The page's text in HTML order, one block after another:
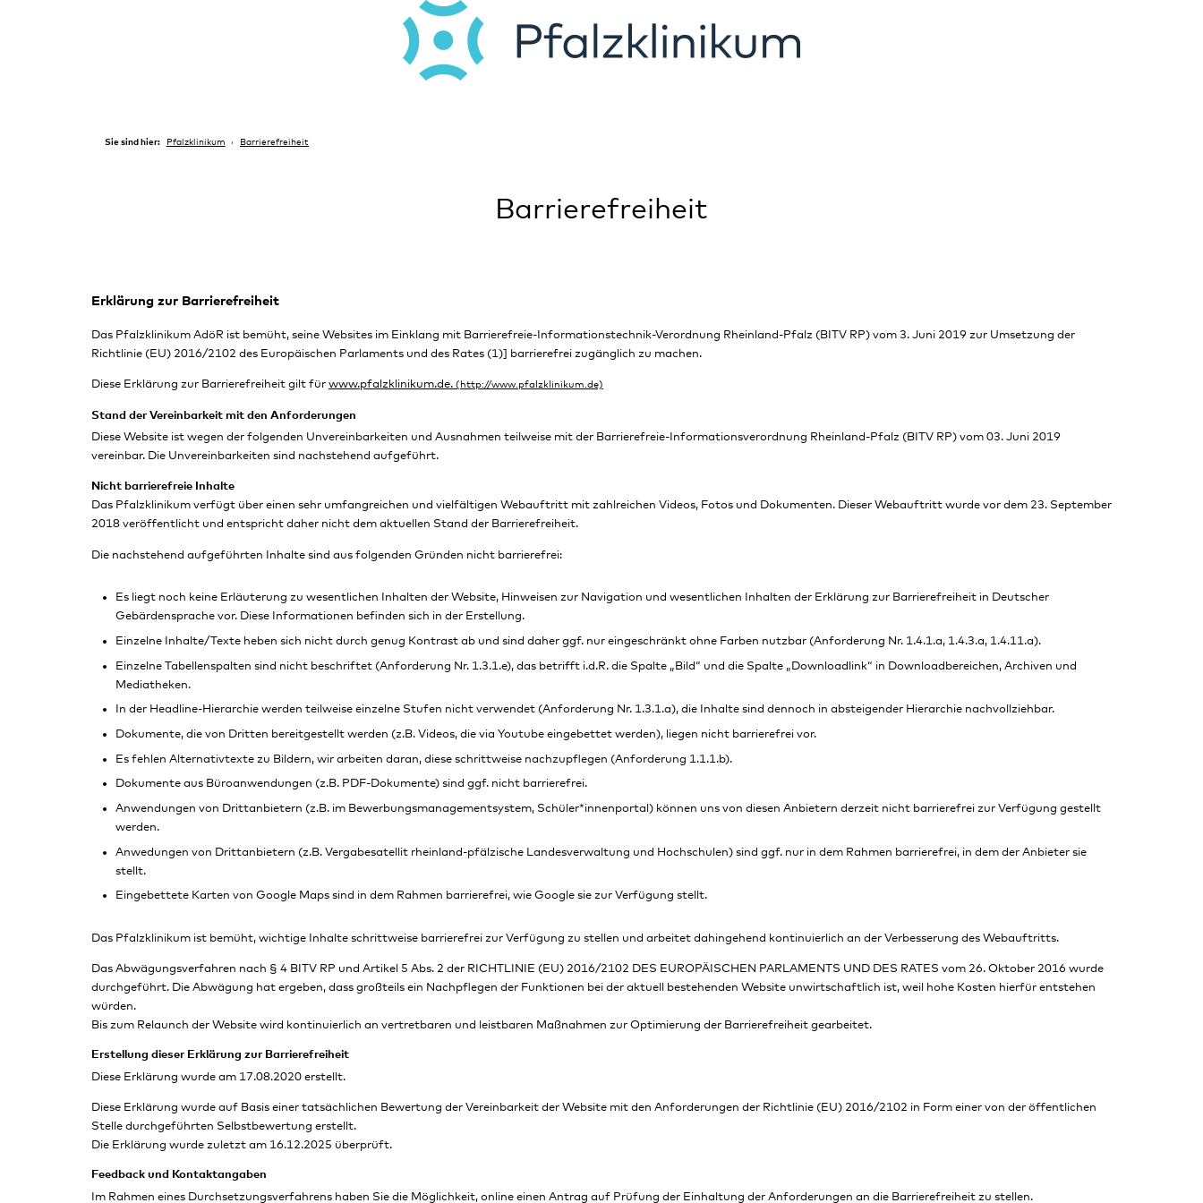
Sie sind hier: Pfalzklinikum Barrierefreiheit
Barrierefreiheit
Erklärung zur Barrierefreiheit
Das Pfalzklinikum AdöR ist bemüht, seine Websites im Einklang mit Barrierefreie-Informationstechnik-Verordnung Rheinland-Pfalz (BITV RP) vom 3. Juni 2019 zur Umsetzung der
Richtlinie (EU) 2016/2102 des Europäischen Parlaments und des Rates (1)] barrierefrei zugänglich zu machen.
Diese Erklärung zur Barrierefreiheit gilt für www.pfalzklinikum.de.
Stand der Vereinbarkeit mit den Anforderungen
Diese Website ist wegen der folgenden Unvereinbarkeiten und Ausnahmen teilweise mit der Barrierefreie-Informationsverordnung Rheinland-Pfalz (BITV RP) vom 03. Juni 2019
vereinbar. Die Unvereinbarkeiten sind nachstehend aufgeführt.
Nicht barrierefreie Inhalte
Das Pfalzklinikum verfügt über einen sehr umfangreichen und vielfältigen Webauftritt mit zahlreichen Videos, Fotos und Dokumenten. Dieser Webauftritt wurde vor dem 23. September
2018 veröffentlicht und entspricht daher nicht dem aktuellen Stand der Barrierefreiheit.
Die nachstehend aufgeführten Inhalte sind aus folgenden Gründen nicht barrierefrei:
Es liegt noch keine Erläuterung zu wesentlichen Inhalten der Website, Hinweisen zur Navigation und wesentlichen Inhalten der Erklärung zur Barrierefreiheit in Deutscher
Gebärdensprache vor. Diese Informationen befinden sich in der Erstellung.
Einzelne Inhalte/Texte heben sich nicht durch genug Kontrast ab und sind daher ggf. nur eingeschränkt ohne Farben nutzbar (Anforderung Nr. 1.4.1.a, 1.4.3.a, 1.4.11.a).
Einzelne Tabellenspalten sind nicht beschriftet (Anforderung Nr. 1.3.1.e), das betrifft i.d.R. die Spalte „Bild“ und die Spalte „Downloadlink“ in Downloadbereichen, Archiven und
Mediatheken.
In der Headline-Hierarchie werden teilweise einzelne Stufen nicht verwendet (Anforderung Nr. 1.3.1.a), die Inhalte sind dennoch in absteigender Hierarchie nachvollziehbar.
Dokumente, die von Dritten bereitgestellt werden (z.B. Videos, die via Youtube eingebettet werden), liegen nicht barrierefrei vor.
Es fehlen Alternativtexte zu Bildern, wir arbeiten daran, diese schrittweise nachzupflegen (Anforderung 1.1.1.b).
Dokumente aus Büroanwendungen (z.B. PDF-Dokumente) sind ggf. nicht barrierefrei.
Anwendungen von Drittanbietern (z.B. im Bewerbungsmanagementsystem, Schüler*innenportal) können uns von diesen Anbietern derzeit nicht barrierefrei zur Verfügung gestellt
werden.
Anwedungen von Drittanbietern (z.B. Vergabesatellit rheinland-pfälzische Landesverwaltung und Hochschulen) sind ggf. nur in dem Rahmen barrierefrei, in dem der Anbieter sie
stellt.
Eingebettete Karten von Google Maps sind in dem Rahmen barrierefrei, wie Google sie zur Verfügung stellt.
Das Pfalzklinikum ist bemüht, wichtige Inhalte schrittweise barrierefrei zur Verfügung zu stellen und arbeitet dahingehend kontinuierlich an der Verbesserung des Webauftritts.
Das Abwägungsverfahren nach § 4 BITV RP und Artikel 5 Abs. 2 der RICHTLINIE (EU) 2016/2102 DES EUROPÄISCHEN PARLAMENTS UND DES RATES vom 26. Oktober 2016 wurde
durchgeführt. Die Abwägung hat ergeben, dass großteils ein Nachpflegen der Funktionen bei der aktuell bestehenden Website unwirtschaftlich ist, weil hohe Kosten hierfür entstehen
würden.
Bis zum Relaunch der Website wird kontinuierlich an vertretbaren und leistbaren Maßnahmen zur Optimierung der Barrierefreiheit gearbeitet.
Erstellung dieser Erklärung zur Barrierefreiheit
Diese Erklärung wurde am 17.08.2020 erstellt.
Diese Erklärung wurde auf Basis einer tatsächlichen Bewertung der Vereinbarkeit der Website mit den Anforderungen der Richtlinie (EU) 2016/2102 in Form einer von der öffentlichen
Stelle durchgeführten Selbstbewertung erstellt.
Die Erklärung wurde zuletzt am 16.12.2025 überprüft.
Feedback und Kontaktangaben
Im Rahmen eines Durchsetzungsverfahrens haben Sie die Möglichkeit, online einen Antrag auf Prüfung der Einhaltung der Anforderungen an die Barrierefreiheit zu stellen.